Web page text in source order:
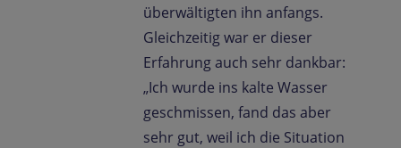
überwältigten ihn anfangs.
Gleichzeitig war er dieser
Erfahrung auch sehr dankbar:
„Ich wurde ins kalte Wasser
geschmissen, fand das aber
sehr gut, weil ich die Situation